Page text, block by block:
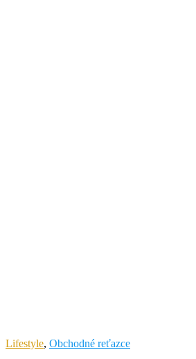
Lifestyle, Obchodné reťazce